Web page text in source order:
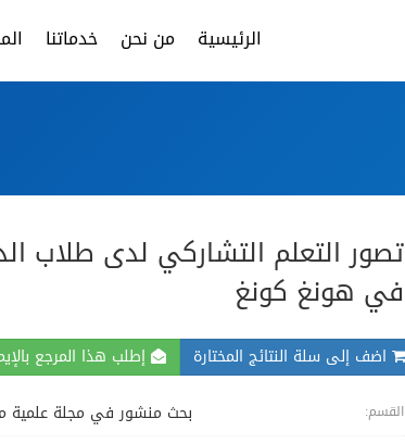
الرئيسية من نحن خدماتنا
تصور التعلم التشاركي لدى طلاب
في هونغ كونغ
اضف إلى سلة النتائج المختارة إطلب هذا المرجع
القسم: بحث منشور في مجلة علمية